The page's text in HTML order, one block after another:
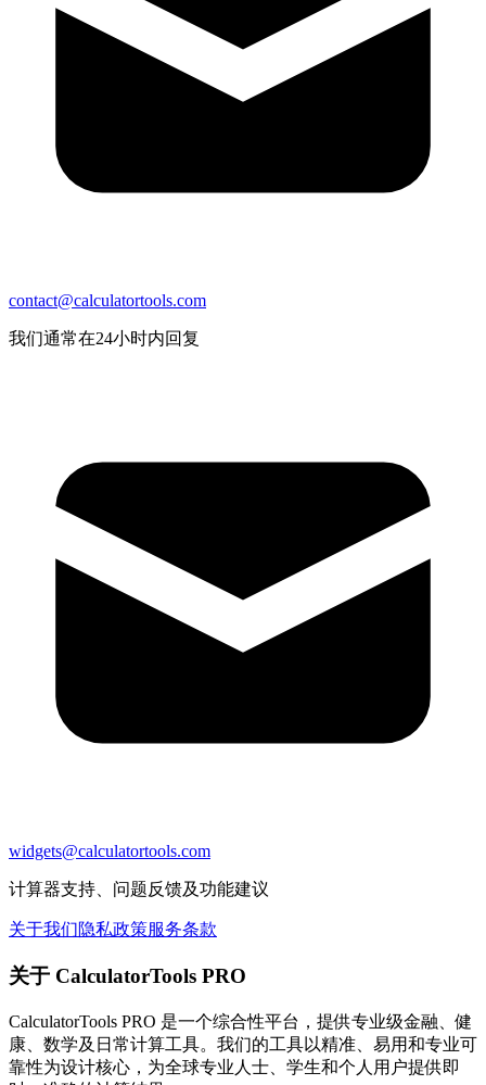
contact@calculatortools.com
我们通常在24小时内回复
widgets@calculatortools.com
计算器支持、问题反馈及功能建议
关于我们隐私政策服务条款
关于 CalculatorTools PRO
CalculatorTools PRO 是一个综合性平台，提供专业级金融、健
康、数学及日常计算工具。我们的工具以精准、易用和专业可
靠性为设计核心，为全球专业人士、学生和个人用户提供即